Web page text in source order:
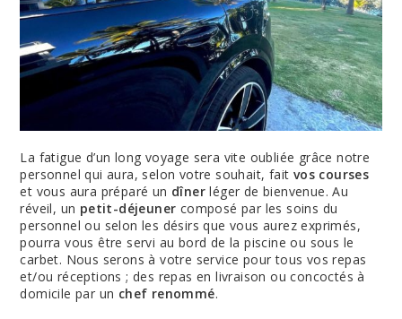
La fatigue d’un long voyage sera vite oubliée grâce notre
personnel qui aura, selon votre souhait, fait vos courses
et vous aura préparé un dîner léger de bienvenue. Au
réveil, un petit-déjeuner composé par les soins du
personnel ou selon les désirs que vous aurez exprimés,
pourra vous être servi au bord de la piscine ou sous le
carbet. Nous serons à votre service pour tous vos repas
et/ou réceptions ; des repas en livraison ou concoctés à
domicile par un chef renommé.